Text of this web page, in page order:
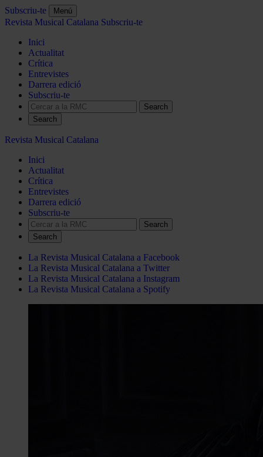
Subscriu-te Menú
Revista Musical Catalana Subscriu-te
Inici
Actualitat
Crítica
Entrevistes
Darrera edició
Subscriu-te
Search
Revista Musical Catalana
Inici
Actualitat
Crítica
Entrevistes
Darrera edició
Subscriu-te
Search
La Revista Musical Catalana a Facebook
La Revista Musical Catalana a Twitter
La Revista Musical Catalana a Instagram
La Revista Musical Catalana a Spotify